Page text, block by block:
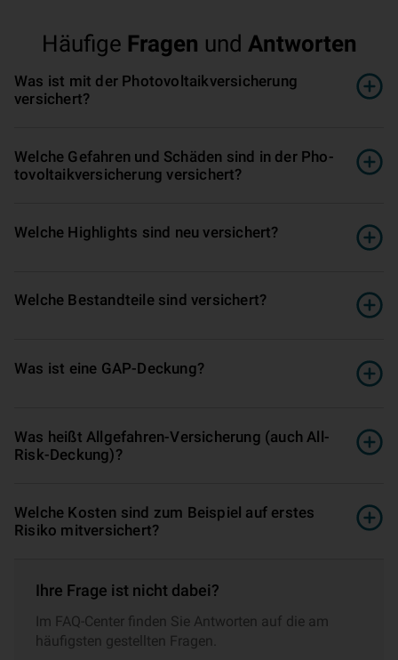
Häufige Fragen und Antworten
Was ist mit der Pho­to­vol­ta­ik­ver­si­che­rung
versichert?
Welche Gefahren und Schäden sind in der Pho­
to­vol­ta­ik­ver­si­che­rung versichert?
Welche Highlights sind neu versichert?
Welche Bestandteile sind versichert?
Was ist eine GAP-Deckung?
Was heißt Allgefahren-Ver­si­che­rung (auch All-
Risk-Deckung)?
Welche Kosten sind zum Beispiel auf erstes
Risiko mitversichert?
Ihre Frage ist nicht dabei?
Im FAQ-Center finden Sie Antworten auf die am
häufigsten gestellten Fragen.